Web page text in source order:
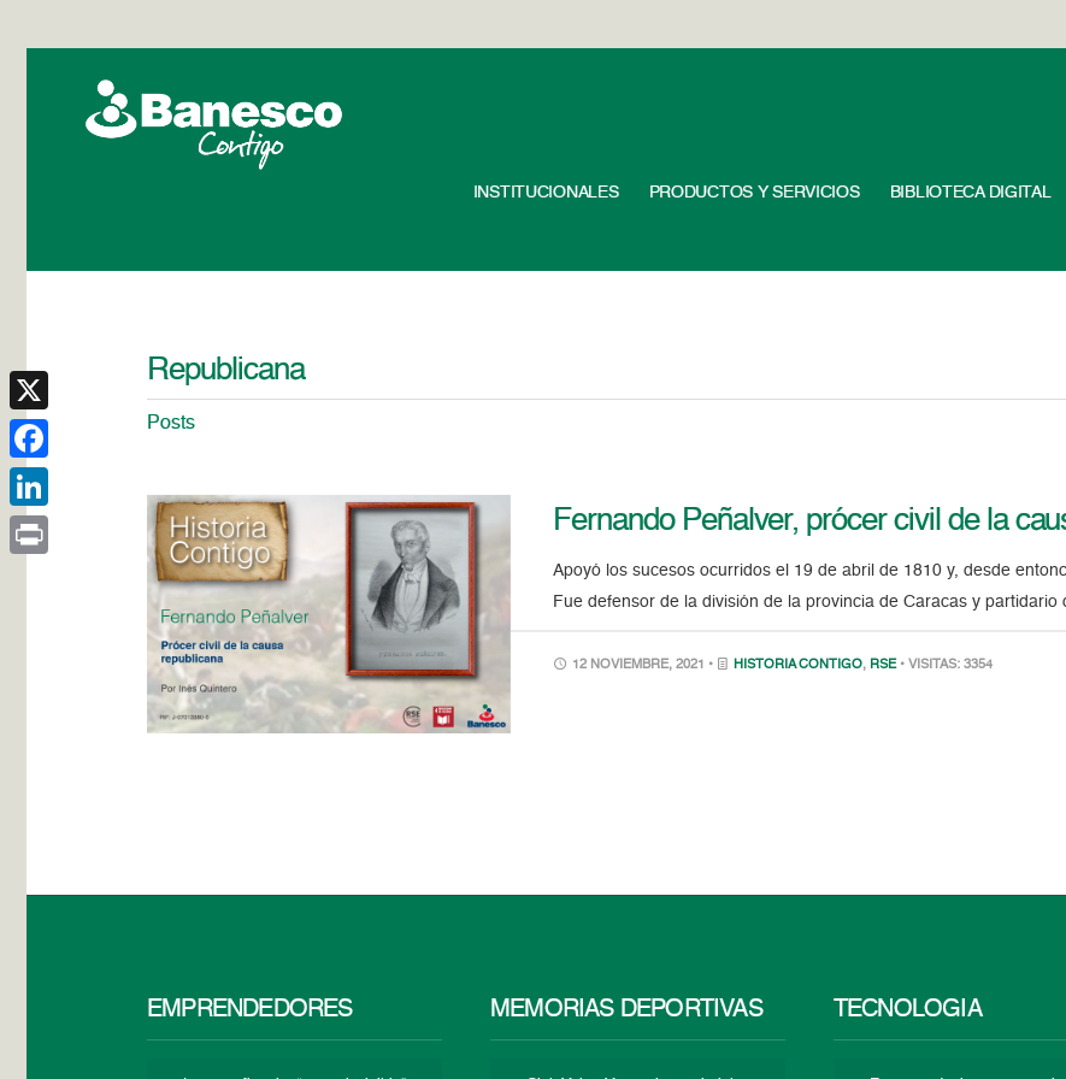
INSTITUCIONALES PRODUCTOS Y SERVICIOS BIBLIOTECA DIGITAL
Republicana
Posts
Fernando Peñalver, prócer civil de la
Apoyó los sucesos ocurridos el 19 de abril de 1810 y, desde
Fue defensor de la división de la provincia de Caracas y
12 NOVIEMBRE, 2021 • HISTORIA CONTIGO, RSE • VISITAS: 3354
EMPRENDEDORES MEMORIAS DEPORTIVAS TECNOLOGÍA
X
Facebook
LinkedIn